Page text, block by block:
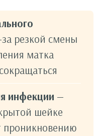
резкой смены
матка
инфекции —
шейке
проникновению